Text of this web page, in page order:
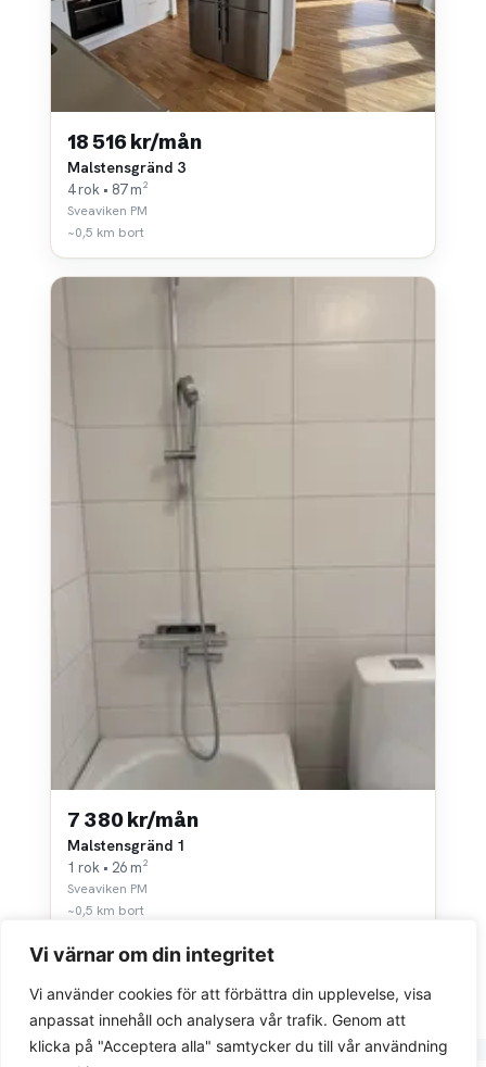
Vi värnar om din integritet
Vi använder cookies för att förbättra din upplevelse, visa
anpassat innehåll och analysera vår trafik. Genom att
klicka på "Acceptera alla" samtycker du till vår användning
18 516 kr/mån
Malstensgränd 3
4 rok • 87 m²
Sveaviken PM
~0,5 km bort
7 380 kr/mån
Malstensgränd 1
1 rok • 26 m²
Sveaviken PM
~0,5 km bort